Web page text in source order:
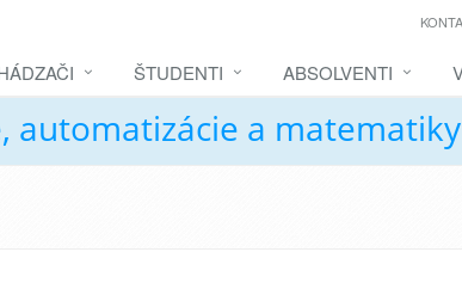
ŠTUDENTI ABSOLVENTI
automatizácie a matematiky